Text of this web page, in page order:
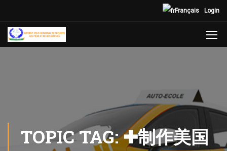
Login
Français
TOPIC TAG: ✚制作美国